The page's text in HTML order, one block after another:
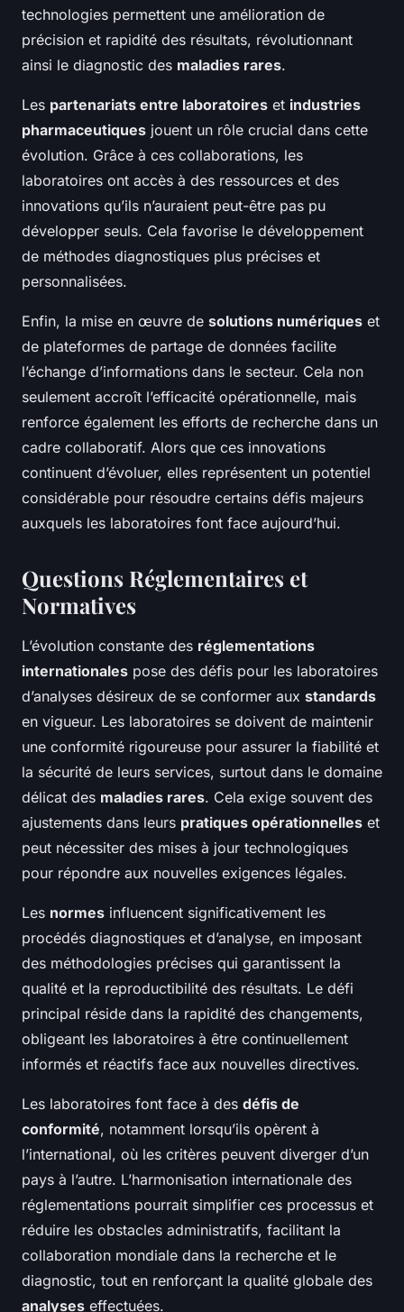
technologies permettent une amélioration de
précision et rapidité des résultats, révolutionnant
ainsi le diagnostic des maladies rares.
Les partenariats entre laboratoires et industries
pharmaceutiques jouent un rôle crucial dans cette
évolution. Grâce à ces collaborations, les
laboratoires ont accès à des ressources et des
innovations qu’ils n’auraient peut-être pas pu
développer seuls. Cela favorise le développement
de méthodes diagnostiques plus précises et
personnalisées.
Enfin, la mise en œuvre de solutions numériques et
de plateformes de partage de données facilite
l’échange d’informations dans le secteur. Cela non
seulement accroît l’efficacité opérationnelle, mais
renforce également les efforts de recherche dans un
cadre collaboratif. Alors que ces innovations
continuent d’évoluer, elles représentent un potentiel
considérable pour résoudre certains défis majeurs
auxquels les laboratoires font face aujourd’hui.
Questions Réglementaires et
Normatives
L’évolution constante des réglementations
internationales pose des défis pour les laboratoires
d’analyses désireux de se conformer aux standards
en vigueur. Les laboratoires se doivent de maintenir
une conformité rigoureuse pour assurer la fiabilité et
la sécurité de leurs services, surtout dans le domaine
délicat des maladies rares. Cela exige souvent des
ajustements dans leurs pratiques opérationnelles et
peut nécessiter des mises à jour technologiques
pour répondre aux nouvelles exigences légales.
Les normes influencent significativement les
procédés diagnostiques et d’analyse, en imposant
des méthodologies précises qui garantissent la
qualité et la reproductibilité des résultats. Le défi
principal réside dans la rapidité des changements,
obligeant les laboratoires à être continuellement
informés et réactifs face aux nouvelles directives.
Les laboratoires font face à des défis de
conformité, notamment lorsqu’ils opèrent à
l’international, où les critères peuvent diverger d’un
pays à l’autre. L’harmonisation internationale des
réglementations pourrait simplifier ces processus et
réduire les obstacles administratifs, facilitant la
collaboration mondiale dans la recherche et le
diagnostic, tout en renforçant la qualité globale des
analyses effectuées.